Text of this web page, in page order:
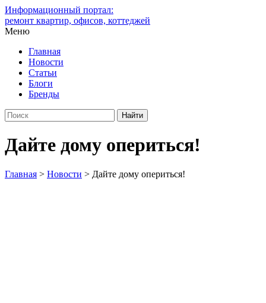
Информационный портал:
ремонт квартир, офисов, коттеджей
Меню
Главная
Новости
Статьи
Блоги
Бренды
Дайте дому опериться!
Главная > Новости > Дайте дому опериться!